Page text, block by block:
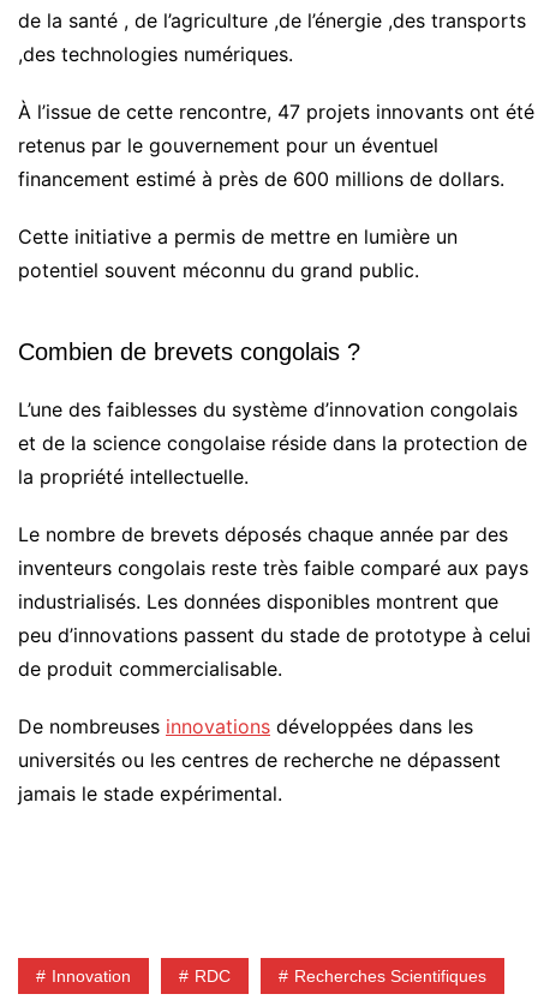
de la santé , de l’agriculture ,de l’énergie ,des transports
,des technologies numériques.
À l’issue de cette rencontre, 47 projets innovants ont été
retenus par le gouvernement pour un éventuel
financement estimé à près de 600 millions de dollars.
Cette initiative a permis de mettre en lumière un
potentiel souvent méconnu du grand public.
Combien de brevets congolais ?
L’une des faiblesses du système d’innovation congolais
et de la science congolaise réside dans la protection de
la propriété intellectuelle.
Le nombre de brevets déposés chaque année par des
inventeurs congolais reste très faible comparé aux pays
industrialisés. Les données disponibles montrent que
peu d’innovations passent du stade de prototype à celui
de produit commercialisable.
De nombreuses innovations développées dans les
universités ou les centres de recherche ne dépassent
jamais le stade expérimental.
Innovation RDC Recherches Scientifiques